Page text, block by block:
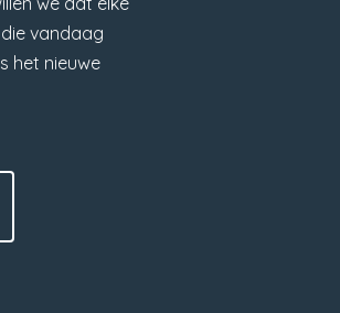
vandaag
het nieuwe